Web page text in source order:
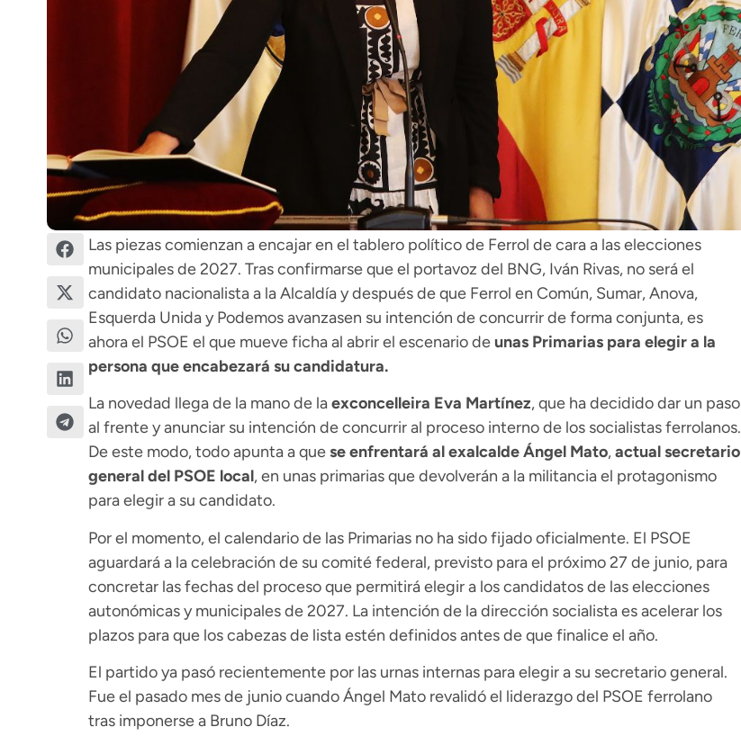
Las piezas comienzan a encajar en el tablero político de Ferrol de cara a las elecciones
municipales de 2027. Tras confirmarse que el portavoz del BNG, Iván Rivas, no será el
candidato nacionalista a la Alcaldía y después de que Ferrol en Común, Sumar, Anova,
Esquerda Unida y Podemos avanzasen su intención de concurrir de forma conjunta, es
ahora el PSOE el que mueve ficha al abrir el escenario deunas Primarias para elegir a la
persona que encabezará su candidatura.
La novedad llega de la mano de laexconcelleira Eva Martínez, que ha decidido dar un paso
al frente y anunciar su intención de concurrir al proceso interno de los socialistas ferrolanos.
De este modo, todo apunta a quese enfrentará al exalcalde Ángel Mato,actual secretario
general del PSOE local, en unas primarias que devolverán a la militancia el protagonismo
para elegir a su candidato.
Por el momento, el calendario de las Primarias no ha sido fijado oficialmente. El PSOE
aguardará a la celebración de su comité federal, previsto para el próximo 27 de junio, para
concretar las fechas del proceso que permitirá elegir a los candidatos de las elecciones
autonómicas y municipales de 2027. La intención de la dirección socialista es acelerar los
plazos para que los cabezas de lista estén definidos antes de que finalice el año.
El partido ya pasó recientemente por las urnas internas para elegir a su secretario general.
Fue el pasado mes de junio cuando Ángel Mato revalidó el liderazgo del PSOE ferrolano
tras imponerse a Bruno Díaz.